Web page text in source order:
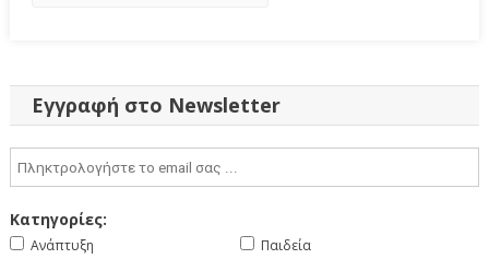
Εγγραφή στο Newsletter
Κατηγορίες:
Ανάπτυξη
Παιδεία